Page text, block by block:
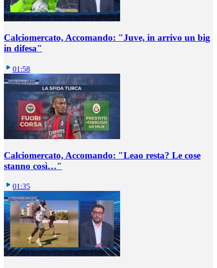
Calciomercato, Accomando: "Juve, in arrivo un big
in difesa"
01:58
Calciomercato, Accomando: "Leao resta? Le cose
stanno così…"
01:35